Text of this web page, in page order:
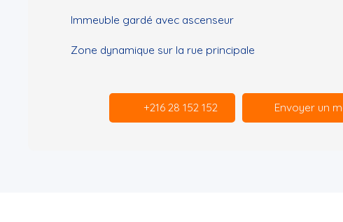
Immeuble gardé avec ascenseur
Zone dynamique sur la rue principale
+216 28 152 152 Envoyer un